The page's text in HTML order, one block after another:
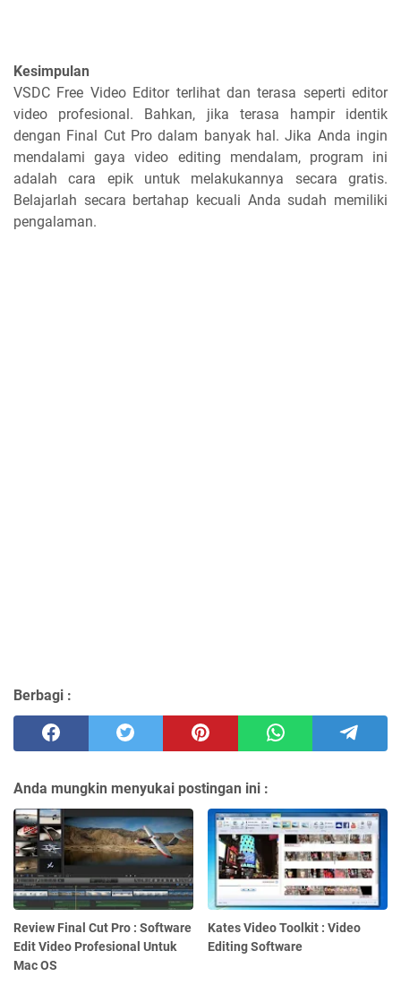
Kesimpulan
VSDC Free Video Editor terlihat dan terasa seperti editor
video profesional. Bahkan, jika terasa hampir identik
dengan Final Cut Pro dalam banyak hal. Jika Anda ingin
mendalami gaya video editing mendalam, program ini
adalah cara epik untuk melakukannya secara gratis.
Belajarlah secara bertahap kecuali Anda sudah memiliki
pengalaman.
Berbagi :
Anda mungkin menyukai postingan ini :
Review Final Cut Pro : Software
Edit Video Profesional Untuk
Mac OS
Kates Video Toolkit : Video
Editing Software